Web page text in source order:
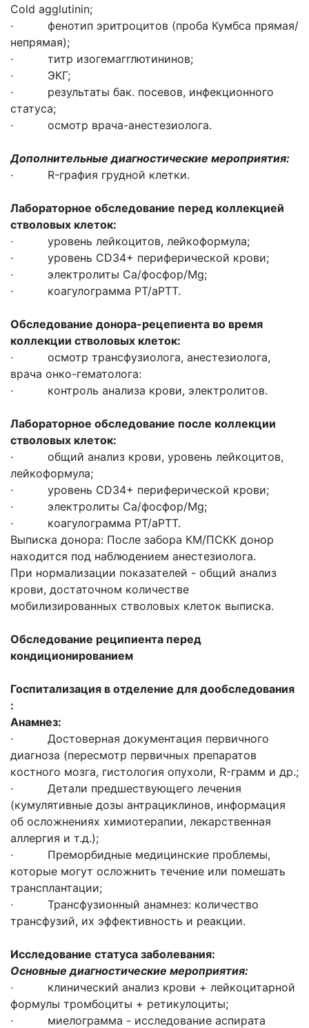
Cold agglutinin;
· фенотип эритроцитов (проба Кумбса прямая/
непрямая);
· титр изогемагглютининов;
· ЭКГ;
· результаты бак. посевов, инфекционного
статуса;
· осмотр врача-анестезиолога.
Дополнительные диагностические мероприятия:
· R-графия грудной клетки.
Лабораторное обследование перед коллекцией
стволовых клеток:
· уровень лейкоцитов, лейкоформула;
· уровень CD34+ периферической крови;
· электролиты Ca/фосфор/Mg;
· коагулограмма PT/aPTT.
Обследование донора-рецепиента во время
коллекции стволовых клеток:
· осмотр трансфузиолога, анестезиолога,
врача онко-гематолога:
· контроль анализа крови, электролитов.
Лабораторное обследование после коллекции
стволовых клеток:
· общий анализ крови, уровень лейкоцитов,
лейкоформула;
· уровень CD34+ периферической крови;
· электролиты Ca/фосфор/Mg;
· коагулограмма PT/aPTT.
Выписка донора: После забора КМ/ПСКК донор
находится под наблюдением анестезиолога.
При нормализации показателей - общий анализ
крови, достаточном количестве
мобилизированных стволовых клеток выписка.
Обследование реципиента перед
кондиционированием
Госпитализация в отделение для дообследования
:
Анамнез:
· Достоверная документация первичного
диагноза (пересмотр первичных препаратов
костного мозга, гистология опухоли, R-грамм и др.;
· Детали предшествующего лечения
(кумулятивные дозы антрациклинов, информация
об осложнениях химиотерапии, лекарственная
аллергия и т.д.);
· Преморбидные медицинские проблемы,
которые могут осложнить течение или помешать
трансплантации;
· Трансфузионный анамнез: количество
трансфузий, их эффективность и реакции.
Исследование статуса заболевания:
Основные диагностические мероприятия:
· клинический анализ крови + лейкоцитарной
формулы тромбоциты + ретикулоциты;
· миелограмма - исследование аспирата